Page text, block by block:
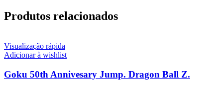
Produtos relacionados
Visualização rápida
Adicionar à wishlist
Goku 50th Annivesary Jump. Dragon Ball Z.